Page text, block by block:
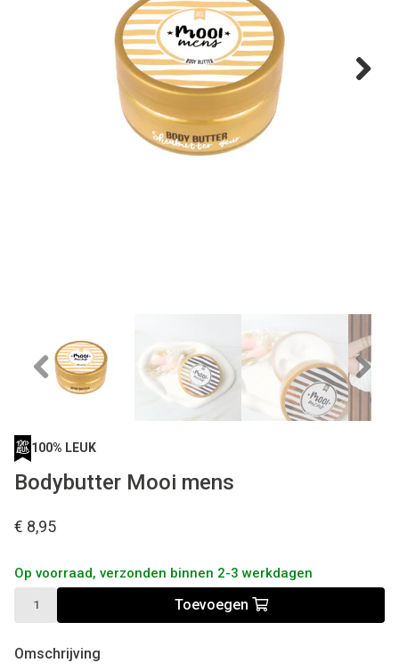
Previous Next
100% LEUK
Bodybutter Mooi mens
€ 8,95
Op voorraad, verzonden binnen 2-3 werkdagen
Toevoegen
Omschrijving